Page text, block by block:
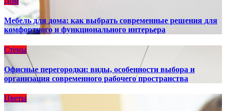
Мебель для дома: как выбрать современные решения для
комфортного и функционального интерьера
Стены
Офисные перегородки: виды, особенности выбора и
организация современного рабочего пространства
Цветы